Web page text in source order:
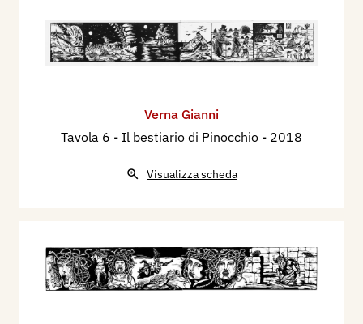
Verna Gianni
Tavola 6 - Il bestiario di Pinocchio - 2018
Visualizza scheda